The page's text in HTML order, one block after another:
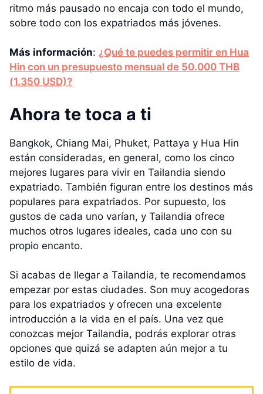
ritmo más pausado no encaja con todo el mundo,
sobre todo con los expatriados más jóvenes.
Más información: ¿Qué te puedes permitir en Hua
Hin con un presupuesto mensual de 50.000 THB
(1.350 USD)?
Ahora te toca a ti
Bangkok, Chiang Mai, Phuket, Pattaya y Hua Hin
están consideradas, en general, como los cinco
mejores lugares para vivir en Tailandia siendo
expatriado. También figuran entre los destinos más
populares para expatriados. Por supuesto, los
gustos de cada uno varían, y Tailandia ofrece
muchos otros lugares ideales, cada uno con su
propio encanto.
Si acabas de llegar a Tailandia, te recomendamos
empezar por estas ciudades. Son muy acogedoras
para los expatriados y ofrecen una excelente
introducción a la vida en el país. Una vez que
conozcas mejor Tailandia, podrás explorar otras
opciones que quizá se adapten aún mejor a tu
estilo de vida.